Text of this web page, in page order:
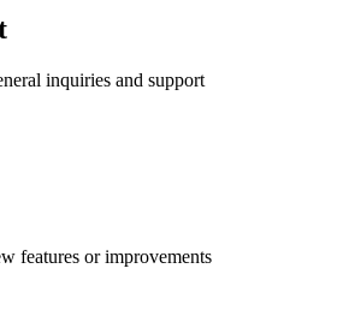
inquiries and support
features or improvements